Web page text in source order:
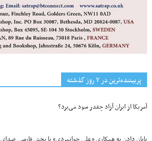
پربیننده‌ترین‌ در ۷ روز گذشته
آمریکا از ایران آزاد چقدر سود می‌برد؟